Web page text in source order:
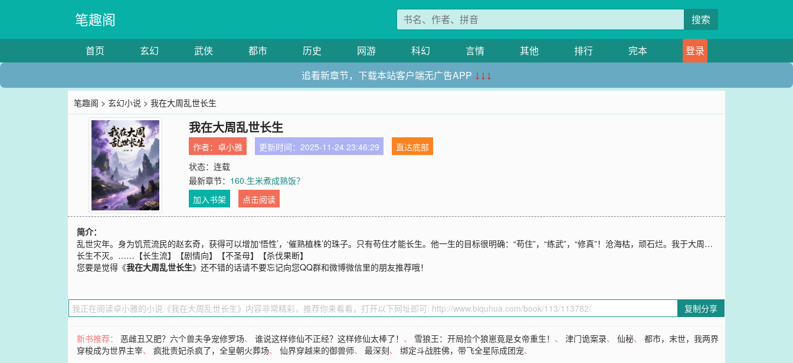
笔趣阁 搜索
首页 玄幻 武侠 都市 历史 网游 科幻 言情 其他 排行 完本
登录
追看新章节，下载本站客户端无广告APP ↓↓↓
笔趣阁 >玄幻小说 > 我在大周乱世长生
我在大周乱世长生
作者：卓小雅 更新时间：2025-11-24 23:46:29
直达底部
状态：连载
最新章节： 160.生米煮成熟饭？
加入书架
点击阅读
简介：
乱世灾年。身为饥荒流民的赵玄奇，获得可以增加‘悟性’，‘催熟植株’的珠子。只有苟住才能长生。他一生的目标很明确：“苟住”，“练武”，“修真”！沧海枯，顽石烂。我于大周…
长生不灭。……【长生流】【剧情向】【不圣母】【杀伐果断】
您要是觉得《我在大周乱世长生》还不错的话请不要忘记向您QQ群和微博微信里的朋友推荐哦！
复制分享
新书推荐：恶雌丑又肥？六个兽夫争宠修罗场、谁说这样修仙不正经？这样修仙太棒了！ 、 雪狼王：开局捡个狼崽竟是女帝重生！ 、津门诡案录、仙秘、都市，末世，我两界
穿梭成为世界主宰、疯批贵妃杀疯了，全皇朝火葬场、仙界穿越来的御兽师、最深刻、绑定斗战胜佛，带飞全星际成团宠、